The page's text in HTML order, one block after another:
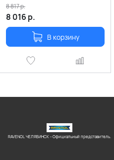
8 016 р.
8 817р.
В корзину
RAVENOL ЧЕЛЯБИНСК - Официальный представитель.